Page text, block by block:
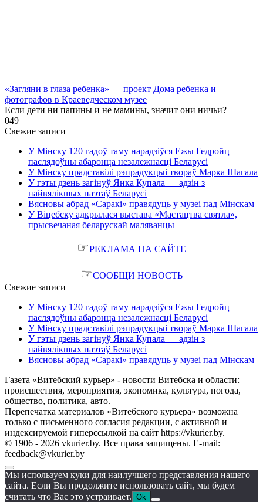
«Загляни в глаза ребенка» — проект Дома ребенка и
фотографов в Краеведческом музее
Если дети ни папины и не мамины, значит они ничьи?
049
Свежие записи
У Мінску 120 гадоў таму нарадзіўся Ежы Гедройц —
паслядоўны абаронца незалежнасці Беларусі
У Мінску прадставілі рэпрадукцыі твораў Марка Шагала
У гэты дзень загінуў Янка Купала — адзін з
найвялікшых паэтаў Беларусі
Вясновы абрад «Саракі» правядуць у музеі пад Мінскам
У Віцебску адкрылася выстава «Мастацтва святла»,
прысвечаная беларускай маляванцы
☞РЕКЛАМА НА САЙТЕ
☞СООБЩИ НОВОСТЬ
Свежие записи
У Мінску 120 гадоў таму нарадзіўся Ежы Гедройц —
паслядоўны абаронца незалежнасці Беларусі
У Мінску прадставілі рэпрадукцыі твораў Марка Шагала
У гэты дзень загінуў Янка Купала — адзін з
найвялікшых паэтаў Беларусі
Вясновы абрад «Саракі» правядуць у музеі пад Мінскам
Газета «Витебский курьер» - новости Витебска и области:
происшествия, мероприятия, экономика, культура, погода,
общество, политика, авто.
Перепечатка материалов «Витебского курьера» возможна
только с письменного согласия редакции, с активной и
индексируемой гиперссылкой на сайт https://vkurier.by.
© 1906 - 2026 vkurier.by. Все права защищены. E-mail:
feedback@vkurier.by
Мы используем куки для наилучшего представления нашего
сайта. Если Вы продолжите использовать сайт, мы будем
считать что Вас это устраивает. Ok